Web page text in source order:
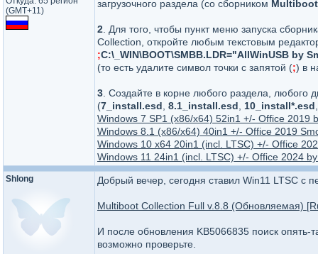
(GMT+11)
загрузочного раздела (со сборником
2 . Для того, чтобы пункт меню запуска
Collection, откройте любым текстовым
;C:\_WIN\BOOT\SMBB.LDR="AllWinUSB by
(то есть удалите символ точки с запятой (;) в
3 . Создайте в корне любого раздела, любого
(7_install.esd 8.1_install.esd 10_install*.esd
Windows 7 SP1 (x86/x64) 52in1 +/- Office 2019
Windows 8.1 (x86/x64) 40in1 +/- Office 2019
Windows 10 x64 20in1 (incl. LTSC) +/- Office
Windows 11 24in1 (incl. LTSC) +/- Office 2024
Shlong Добрый вечер, сегодня ставил Win11 LTSC с
Multiboot Collection Full v.8.8 (Обновляемая)
И после обновления KB5066835 поиск опять-
возможно проверьте.